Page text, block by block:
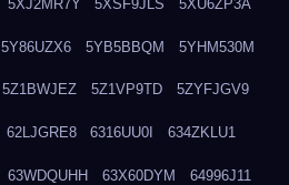
5XJ2MR7Y 5XSF9JLS 5XU6ZP3A
5Y86UZX6 5YB5BBQM 5YHM530M
5Z1BWJEZ 5Z1VP9TD 5ZYFJGV9
62LJGRE8 6316UU0I 634ZKLU1
63WDQUHH 63X60DYM 64996J11